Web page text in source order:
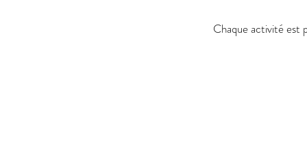
Chaque activité est